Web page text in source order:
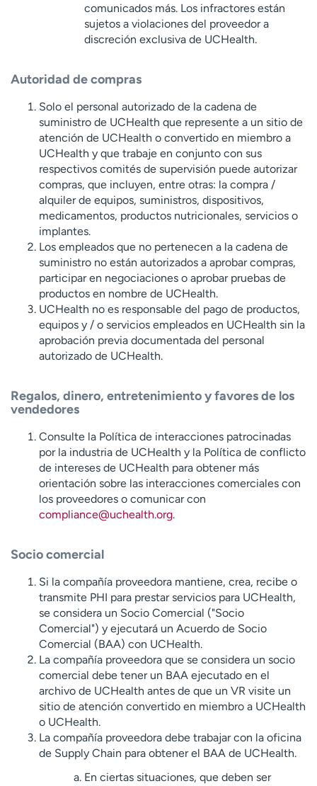
comunicados más. Los infractores están
sujetos a violaciones del proveedor a
discreción exclusiva de UCHealth.
Autoridad de compras
Solo el personal autorizado de la cadena de
suministro de UCHealth que represente a un sitio de
atención de UCHealth o convertido en miembro a
UCHealth y que trabaje en conjunto con sus
respectivos comités de supervisión puede autorizar
compras, que incluyen, entre otras: la compra /
alquiler de equipos, suministros, dispositivos,
medicamentos, productos nutricionales, servicios o
implantes.
Los empleados que no pertenecen a la cadena de
suministro no están autorizados a aprobar compras,
participar en negociaciones o aprobar pruebas de
productos en nombre de UCHealth.
UCHealth no es responsable del pago de productos,
equipos y / o servicios empleados en UCHealth sin la
aprobación previa documentada del personal
autorizado de UCHealth.
Regalos, dinero, entretenimiento y favores de los
vendedores
Consulte la Política de interacciones patrocinadas
por la industria de UCHealth y la Política de conflicto
de intereses de UCHealth para obtener más
orientación sobre las interacciones comerciales con
los proveedores o comunicar con
compliance@uchealth.org.
Socio comercial
Si la compañía proveedora mantiene, crea, recibe o
transmite PHI para prestar servicios para UCHealth,
se considera un Socio Comercial ("Socio
Comercial") y ejecutará un Acuerdo de Socio
Comercial (BAA) con UCHealth.
La compañía proveedora que se considera un socio
comercial debe tener un BAA ejecutado en el
archivo de UCHealth antes de que un VR visite un
sitio de atención convertido en miembro a UCHealth
o UCHealth.
La compañía proveedora debe trabajar con la oficina
de Supply Chain para obtener el BAA de UCHealth.
En ciertas situaciones, que deben ser